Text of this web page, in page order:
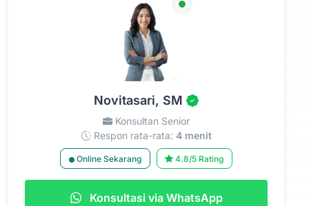
Novitasari, SM
Konsultan Senior
Respon rata-rata: 4 menit
Online Sekarang 4.8/5 Rating
Konsultasi via WhatsApp